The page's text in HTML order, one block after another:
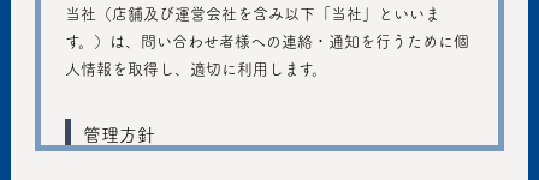
当社（店舗及び運営会社を含み以下「当社」といいま
す。）は、問い合わせ者様への連絡・通知を行うために個
人情報を取得し、適切に利用します。
管理方針